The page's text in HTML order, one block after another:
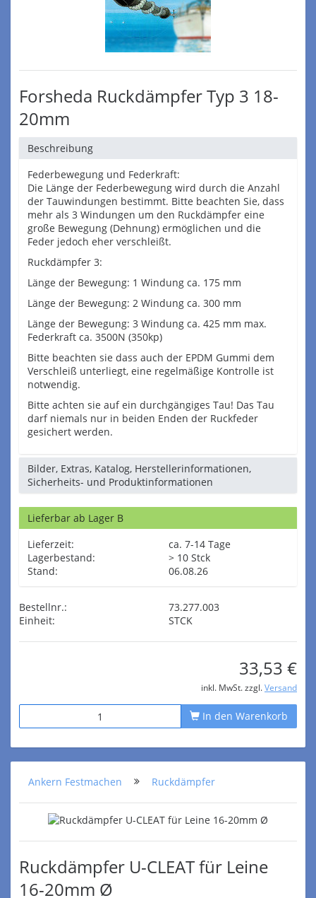
Forsheda Ruckdämpfer Typ 3 18-
20mm
Beschreibung
Federbewegung und Federkraft:
Die Länge der Federbewegung wird durch die Anzahl
der Tauwindungen bestimmt. Bitte beachten Sie, dass
mehr als 3 Windungen um den Ruckdämpfer eine
große Bewegung (Dehnung) ermöglichen und die
Feder jedoch eher verschleißt.
Ruckdämpfer 3:
Länge der Bewegung: 1 Windung ca. 175 mm
Länge der Bewegung: 2 Windung ca. 300 mm
Länge der Bewegung: 3 Windung ca. 425 mm max.
Federkraft ca. 3500N (350kp)
Bitte beachten sie dass auch der EPDM Gummi dem
Verschleiß unterliegt, eine regelmäßige Kontrolle ist
notwendig.
Bitte achten sie auf ein durchgängiges Tau! Das Tau
darf niemals nur in beiden Enden der Ruckfeder
gesichert werden.
Bilder, Extras, Katalog, Herstellerinformationen,
Sicherheits- und Produktinformationen
Lieferbar ab Lager B
Lieferzeit:
ca. 7-14 Tage
Lagerbestand:
> 10 Stck
Stand:
06.08.26
Bestellnr.:
73.277.003
Einheit:
STCK
33,53 €
inkl. MwSt. zzgl. Versand
In den Warenkorb
Ankern Festmachen Ruckdämpfer
Ruckdämpfer U-CLEAT für Leine
16-20mm Ø